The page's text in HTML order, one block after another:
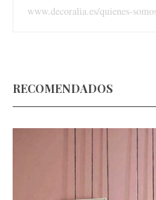
www.decoralia.es/quienes-
RECOMENDADOS